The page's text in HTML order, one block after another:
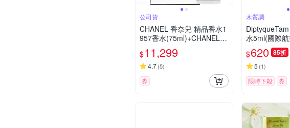
公司貨
CHANEL 香奈兒 精品香水1
957香水(75ml)+CHANEL紙
袋(公司貨)
$11,299
4.7(5)
券
木質調
水5ml(國際
$620 85折
5 (1)
限時下殺 券